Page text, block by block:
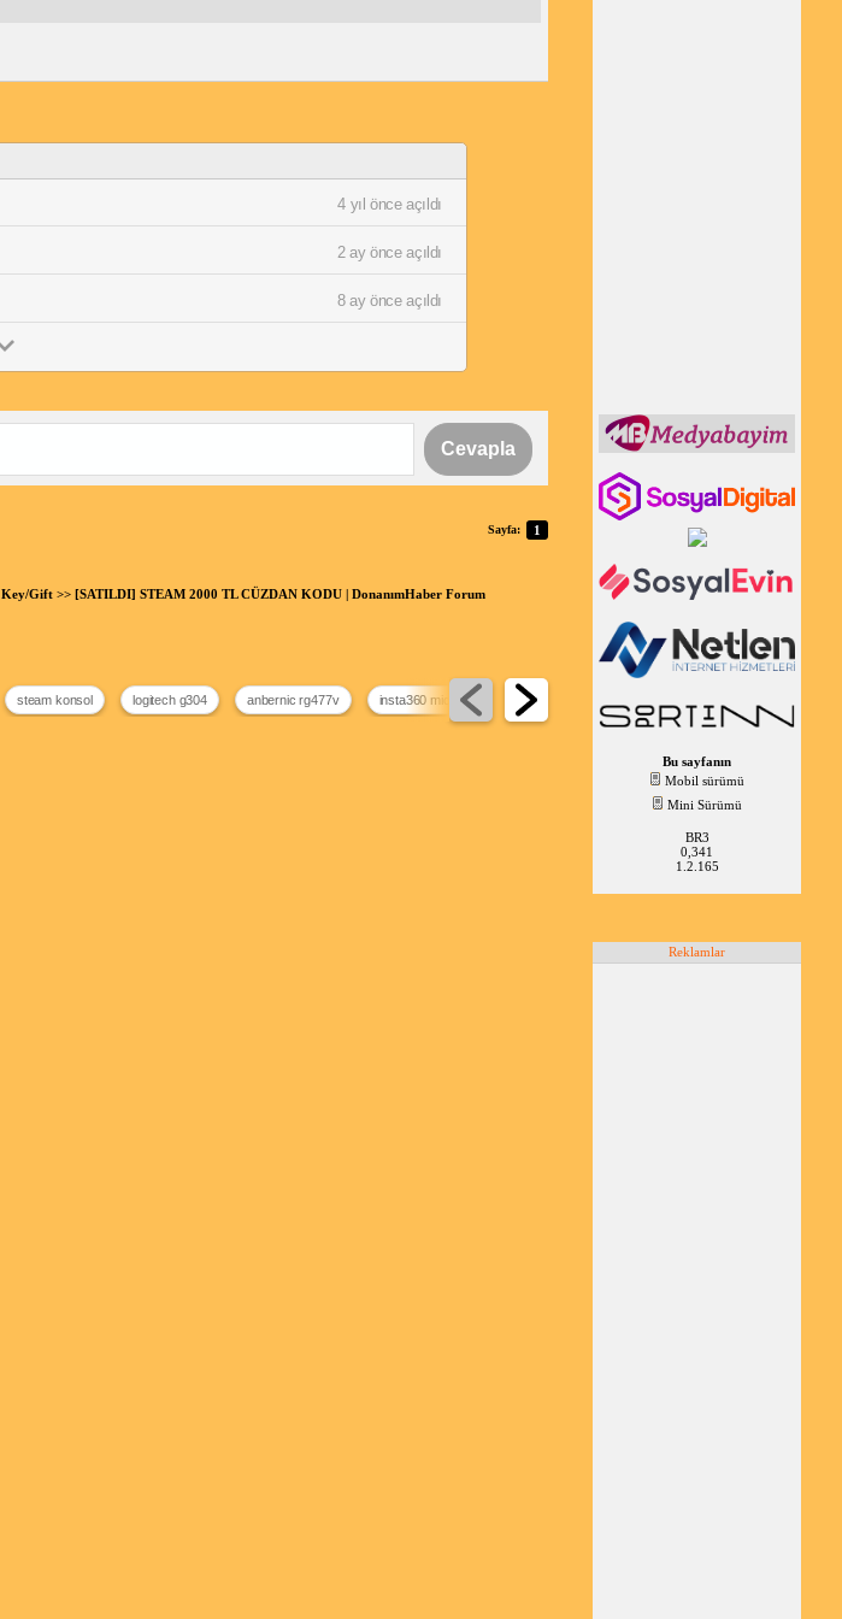
4 yıl önce açıldı
2 ay önce açıldı
8 ay önce açıldı
Cevapla
Sayfa: 1
Key/Gift>> [SATILDI] STEAM 2000 TL CÜZDAN KODU | DonanımHaber Forum
steam konsol logitech g304 anbernic rg477v insta360 mic pro en pahalı mouse
Bu sayfanın
Mobil sürümü
Mini Sürümü
BR3
0,341
1.2.165
Reklamlar